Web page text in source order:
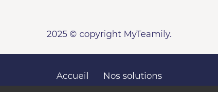
2025 © copyright MyTeamily.
Accueil
Nos solutions